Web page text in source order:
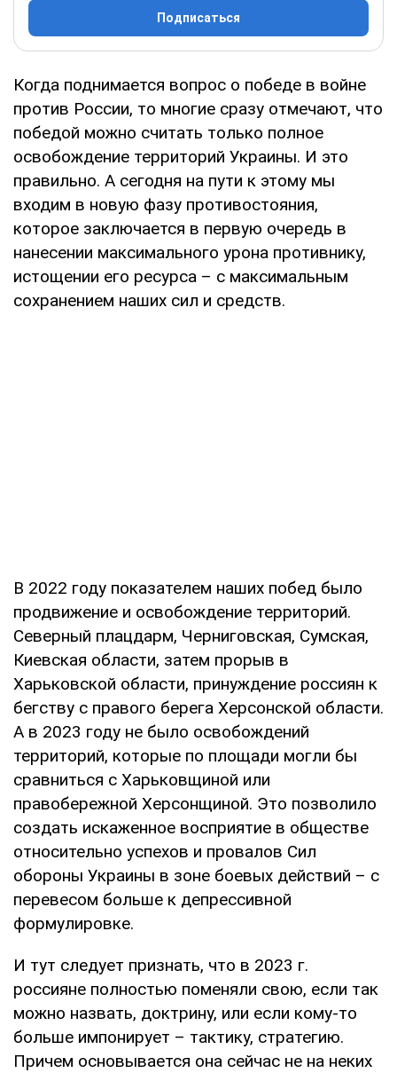
Подписаться
Когда поднимается вопрос о победе в войне
против России, то многие сразу отмечают, что
победой можно считать только полное
освобождение территорий Украины. И это
правильно. А сегодня на пути к этому мы
входим в новую фазу противостояния,
которое заключается в первую очередь в
нанесении максимального урона противнику,
истощении его ресурса – с максимальным
сохранением наших сил и средств.
В 2022 году показателем наших побед было
продвижение и освобождение территорий.
Северный плацдарм, Черниговская, Сумская,
Киевская области, затем прорыв в
Харьковской области, принуждение россиян к
бегству с правого берега Херсонской области.
А в 2023 году не было освобождений
территорий, которые по площади могли бы
сравниться с Харьковщиной или
правобережной Херсонщиной. Это позволило
создать искаженное восприятие в обществе
относительно успехов и провалов Сил
обороны Украины в зоне боевых действий – с
перевесом больше к депрессивной
формулировке.
И тут следует признать, что в 2023 г.
россияне полностью поменяли свою, если так
можно назвать, доктрину, или если кому-то
больше импонирует – тактику, стратегию.
Причем основывается она сейчас не на неких